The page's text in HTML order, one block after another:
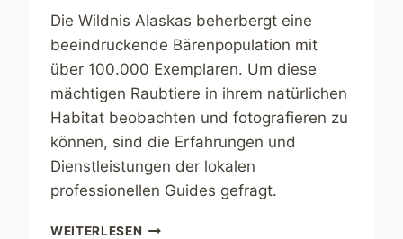
Die Wildnis Alaskas beherbergt eine
beeindruckende Bärenpopulation mit
über 100.000 Exemplaren. Um diese
mächtigen Raubtiere in ihrem natürlichen
Habitat beobachten und fotografieren zu
können, sind die Erfahrungen und
Dienstleistungen der lokalen
professionellen Guides gefragt.
WEITERLESEN ABENTEUER